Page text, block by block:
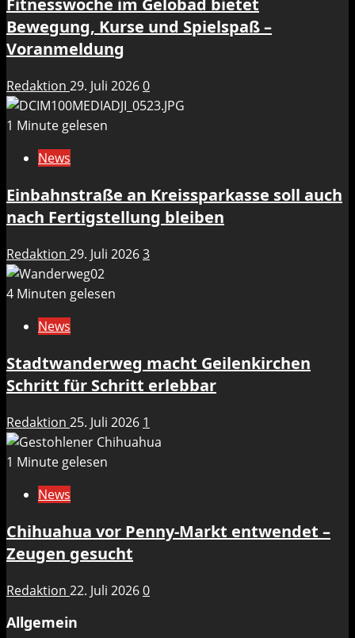
Fitnesswoche im Gelobad bietet
Bewegung, Kurse und Spielspaß –
Voranmeldung
Redaktion 29. Juli 20260
1 Minute gelesen
News
Einbahnstraße an Kreissparkasse soll auch
nach Fertigstellung bleiben
Redaktion 29. Juli 20263
4 Minuten gelesen
News
Stadtwanderweg macht Geilenkirchen
Schritt für Schritt erlebbar
Redaktion 25. Juli 2026 1
1 Minute gelesen
News
Chihuahua vor Penny-Markt entwendet –
Zeugen gesucht
Redaktion 22. Juli 20260
Allgemein